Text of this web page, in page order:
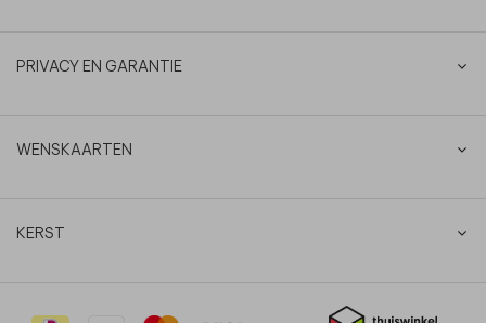
PRIVACY EN GARANTIE
WENSKAARTEN
KERST